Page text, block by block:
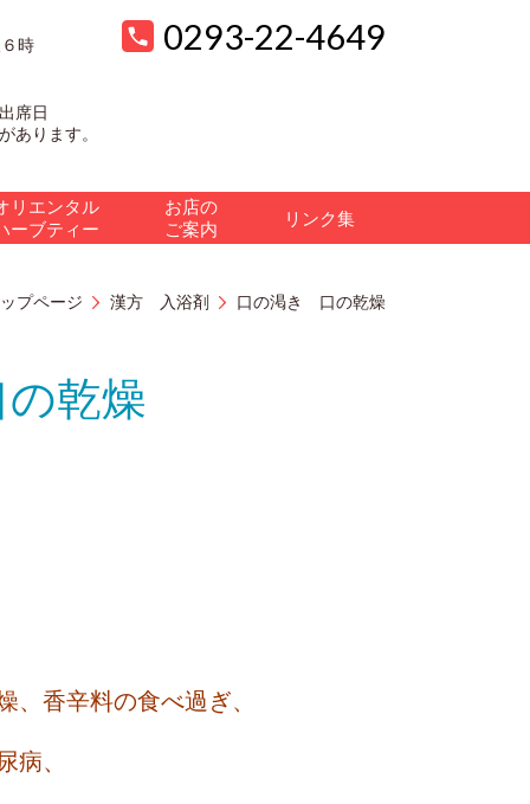
時
席日
あります。
0293-22-4649
リエンタル
ーブティー
お店の
ご案内
リンク集
ップページ 漢方 入浴剤 口の渇き 口の乾燥
乾燥
香辛料の食べ過ぎ、
、